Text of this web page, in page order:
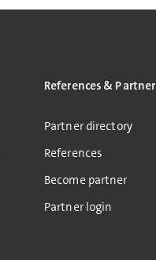
References & Partner
Partner directory
References
Become partner
Partner login